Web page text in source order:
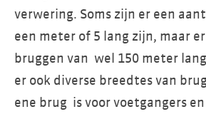
verwering. Soms zijn er een
een meter of 5 lang zijn, maar
bruggen van wel 150 meter
er ook diverse breedtes van
ene brug is voor voetgangers